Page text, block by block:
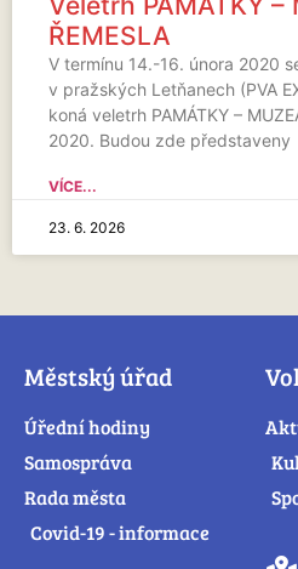
ŘEMESLA
V termínu 14.-16. února 2020
v pražských Letňanech (PVA
koná veletrh PAMÁTKY –
2020. Budou zde představeny
VÍCE...
23. 6. 2026
Městský úřad
Úřední hodiny
Samospráva
Rada města
Covid-19 - informace